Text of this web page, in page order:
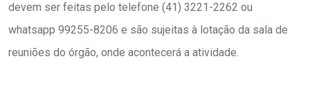
devem ser feitas pelo telefone (41) 3221-2262 ou
whatsapp 99255-8206 e são sujeitas à lotação da sala de
reuniões do órgão, onde acontecerá a atividade.